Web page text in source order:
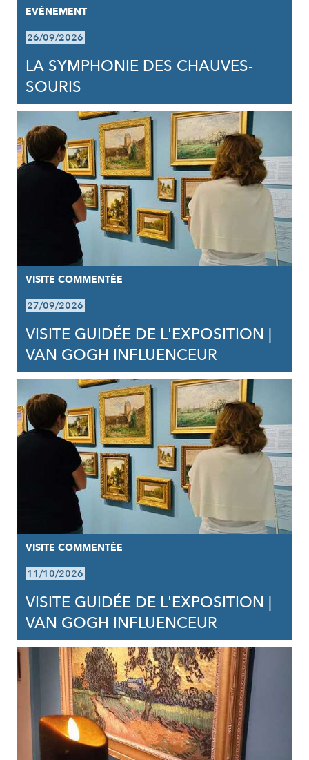
EVÈNEMENT
26/09/2026
LA SYMPHONIE DES CHAUVES-
SOURIS
VISITE COMMENTÉE
27/09/2026
VISITE GUIDÉE DE L'EXPOSITION |
VAN GOGH INFLUENCEUR
VISITE COMMENTÉE
11/10/2026
VISITE GUIDÉE DE L'EXPOSITION |
VAN GOGH INFLUENCEUR